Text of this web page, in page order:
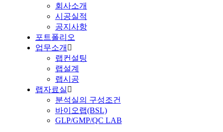
회사소개
시공실적
공지사항
포트폴리오
업무소개
랩컨설팅
랩설계
랩시공
랩자료실
분석실의 구성조건
바이오랩(BSL)
GLP/GMP/QC LAB